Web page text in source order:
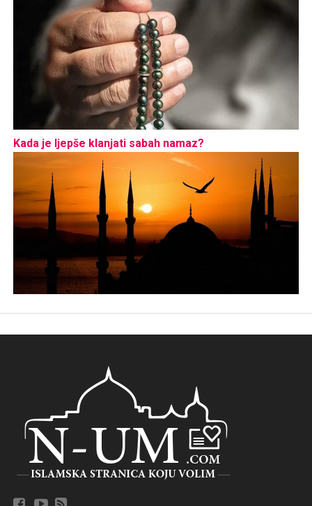
Kada je ljepše klanjati sabah namaz?